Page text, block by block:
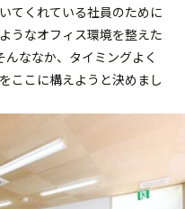
てくれている社員のために
うなオフィス環境を整えた
ななか、タイミングよく
ここに構えようと決めまし